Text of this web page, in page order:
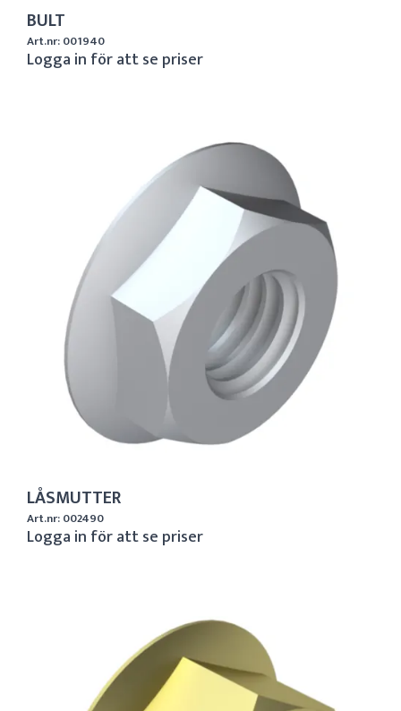
BULT
Art.nr: 001940
Logga in för att se priser
LÅSMUTTER
Art.nr: 002490
Logga in för att se priser